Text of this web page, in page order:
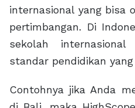
internasionalyang bisa
pertimbangan. Di
sekolah
standar pendidikan yang
Contohnya jika Anda